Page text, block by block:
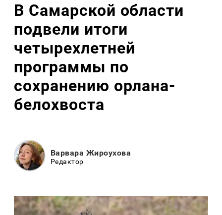
В Самарской области
подвели итоги
четырехлетней
программы по
сохранению орлана-
белохвоста
Варвара Жироухова
Редактор